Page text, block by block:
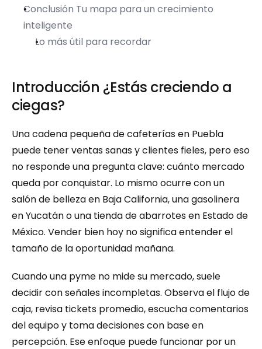
Conclusión Tu mapa para un crecimiento
inteligente
Lo más útil para recordar
Introducción ¿Estás creciendo a
ciegas?
Una cadena pequeña de cafeterías en Puebla
puede tener ventas sanas y clientes fieles, pero eso
no responde una pregunta clave: cuánto mercado
queda por conquistar. Lo mismo ocurre con un
salón de belleza en Baja California, una gasolinera
en Yucatán o una tienda de abarrotes en Estado de
México. Vender bien hoy no significa entender el
tamaño de la oportunidad mañana.
Cuando una pyme no mide su mercado, suele
decidir con señales incompletas. Observa el flujo de
caja, revisa tickets promedio, escucha comentarios
del equipo y toma decisiones con base en
percepción. Ese enfoque puede funcionar por un